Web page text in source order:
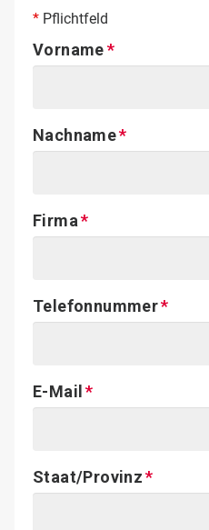
* Pflichtfeld
Vorname
Nachname
Firma
Telefonnummer
E-Mail
Staat/Provinz